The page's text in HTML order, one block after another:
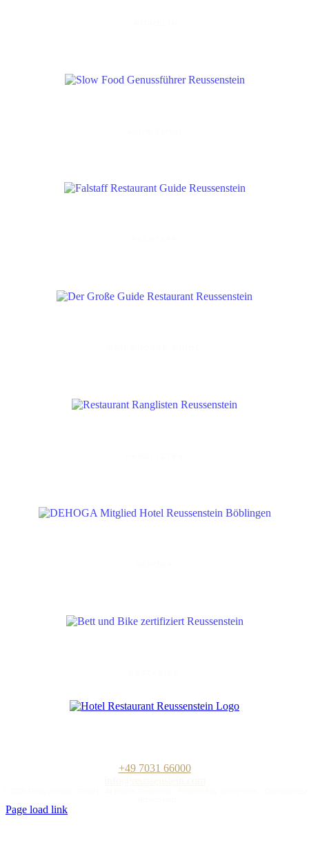
+49 7031 66000
Page load link